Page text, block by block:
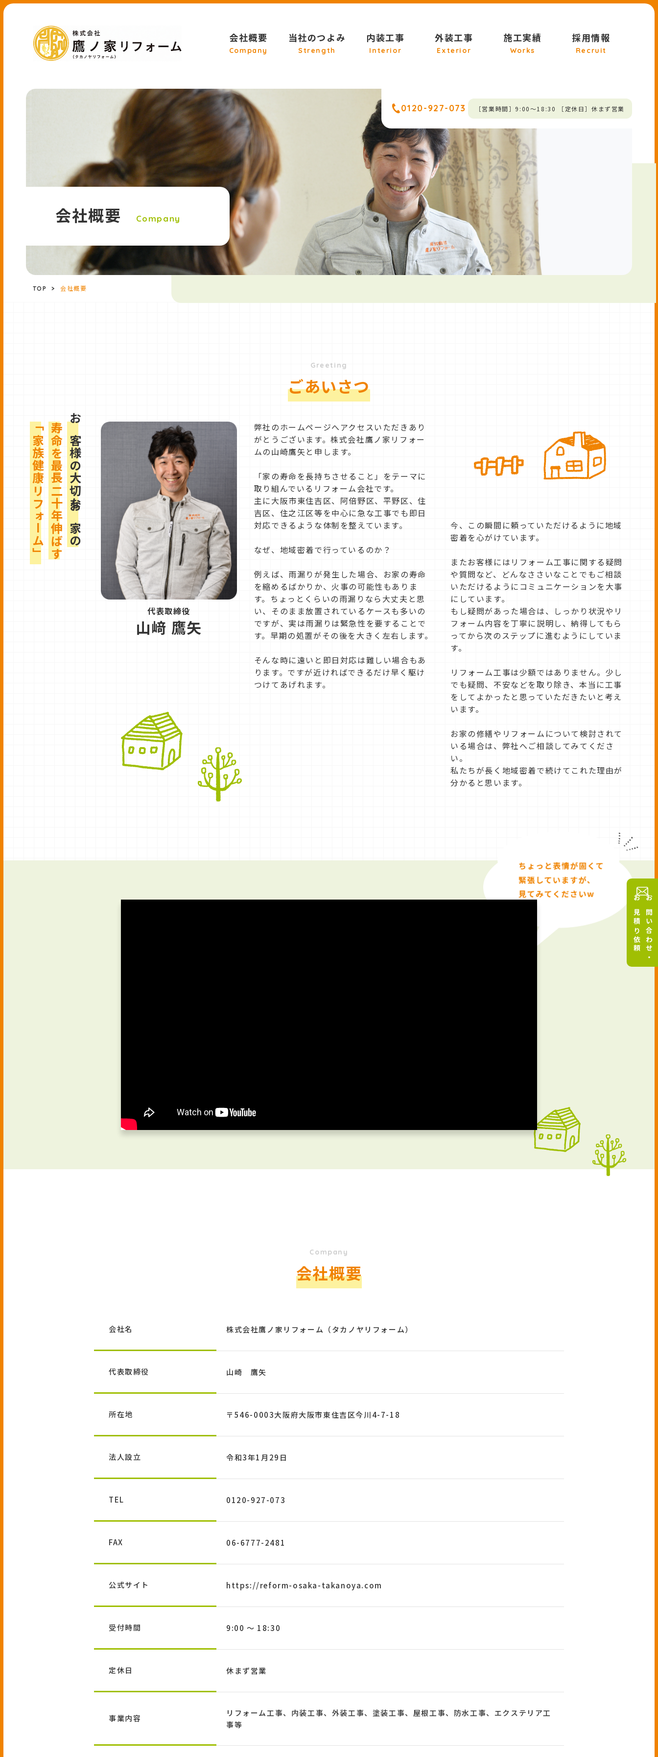
会社概要
Company
当社のつよみ
Strength
内装工事
Interior
外装工事
Exterior
施工実績
Works
採用情報
Recruit
0120-927-073 ［営業時間］9:00～18:30 ［定休日］休まず営業
会社概要 Company
TOP > 会社概要
Greeting
ごあいさつ
お客様の大切なお家の
寿命を最長二十年伸ばす
「家族健康リフォーム」
代表取締役
山﨑 鷹矢
弊社のホームページへアクセスいただきあり
がとうございます。株式会社鷹ノ家リフォー
ムの山崎鷹矢と申します。
「家の寿命を長持ちさせること」をテーマに
取り組んでいるリフォーム会社です。
主に大阪市東住吉区、阿倍野区、平野区、住
吉区、住之江区等を中心に急な工事でも即日
対応できるような体制を整えています。
なぜ、地域密着で行っているのか？
例えば、雨漏りが発生した場合、お家の寿命
を縮めるばかりか、火事の可能性もありま
す。ちょっとくらいの雨漏りなら大丈夫と思
い、そのまま放置されているケースも多いの
ですが、実は雨漏りは緊急性を要することで
す。早期の処置がその後を大きく左右します。
そんな時に遠いと即日対応は難しい場合もあ
ります。ですが近ければできるだけ早く駆け
つけてあげれます。
今、この瞬間に頼っていただけるように地域
密着を心がけています。
またお客様にはリフォーム工事に関する疑問
や質問など、どんなささいなことでもご相談
いただけるようにコミュニケーションを大事
にしています。
もし疑問があった場合は、しっかり状況やリ
フォーム内容を丁寧に説明し、納得してもら
ってから次のステップに進むようにしていま
す。
リフォーム工事は少額ではありません。少し
でも疑問、不安などを取り除き、本当に工事
をしてよかったと思っていただきたいと考え
います。
お家の修繕やリフォームについて検討されて
いる場合は、弊社へご相談してみてくださ
い。
私たちが長く地域密着で続けてこれた理由が
分かると思います。
Company
会社概要
会社名 株式会社鷹ノ家リフォーム（タカノヤリフォーム）
代表取締役 山崎 鷹矢
所在地 〒546-0003大阪府大阪市東住吉区今川4-7-18
法人設立 令和3年1月29日
TEL 0120-927-073
FAX 06-6777-2481
公式サイト https://reform-osaka-takanoya.com
受付時間 9:00 〜 18:30
定休日 休まず営業
事業内容
リフォーム工事、内装工事、外装工事、塗装工事、屋根工事、防水工事、エクステリア工
事等
お問い合わせ・
お見積り依頼